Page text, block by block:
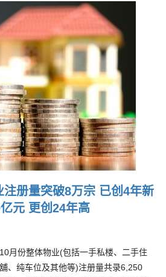
注册量突破8万宗 已创4年新
元 更创24年高
月份整体物业(包括一手私楼、二手住
、纯车位及其他等)注册量共录6,250